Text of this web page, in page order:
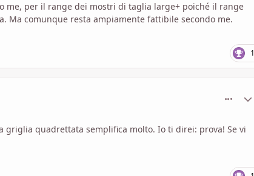
me, per il range dei mostri di taglia large+ poiché il range
Ma comunque resta ampiamente fattibile secondo me.
1
griglia quadrettata semplifica molto. Io ti direi: prova! Se vi